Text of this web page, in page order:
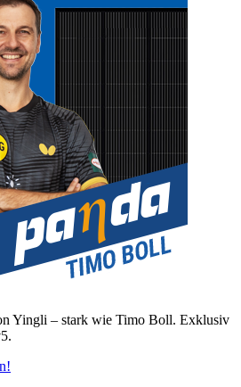
Yingli – stark wie Timo Boll. Exklusiv